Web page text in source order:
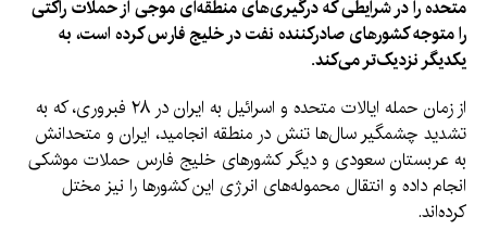
متحده را در شرایطی که درگیری‌های منطقه‌ای موجی از حملات راکتی
را متوجه کشورهای صادرکننده نفت در خلیج فارس کرده است، به
یکدیگر نزدیک‌تر می‌کند.
از زمان حمله ایالات متحده و اسرائیل به ایران در ۲۸ فبروری، که به
تشدید چشمگیر سال‌ها تنش در منطقه انجامید، ایران و متحدانش
به عربستان سعودی و دیگر کشورهای خلیج فارس حملات موشکی
انجام داده و انتقال محموله‌های انرژی این کشورها را نیز مختل
کرده‌اند.